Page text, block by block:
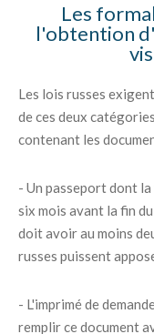
Les
l'obtention
Les lois russes
de ces deux
contenant les
- Un passeport dont
six mois avant la fin
doit avoir au moins
russes puissent
- L'imprimé de
remplir ce document